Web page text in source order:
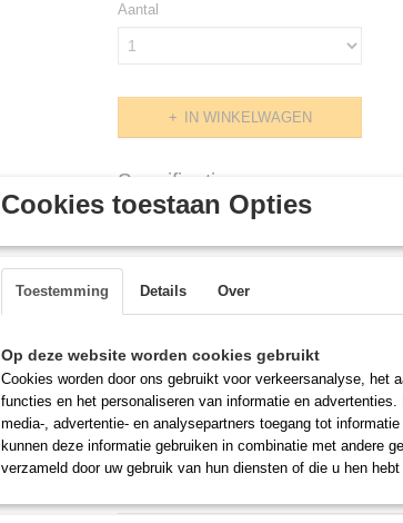
Aantal
IN WINKELWAGEN
Specificaties
Productcode
KOELWERKBANK 600 HOOG
Artikelnummer: G489.5082
Koelwerkbank voor toepassing in:
voor het gekoeld bewaren van al uw
werkblad is geschikt als uitgiften buffet of
de keuken nodig heeft. Type: Pro Line
600 Spanning (Volt): 230 Frequentie (Hz):
Temp.bereik(graden C): -2/+8 Aantal
Koeling: Geforceerd Geluidsniveau (dB):
Cookies toestaan Opties
Toestemming Details Over
Op deze website worden cookies gebruikt
Cookies worden door ons gebruikt voor verkeersanalyse, het
functies en het personaliseren van informatie en
media-, advertentie- en analysepartners toegang tot
kunnen deze informatie gebruiken in combinatie met andere
verzameld door uw gebruik van hun diensten of die u hen